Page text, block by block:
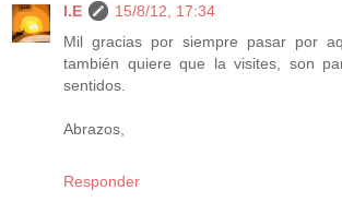
I.E
15/8/12, 17:34
Mil gracias por siempre pasar por
también quiere que la visites, son
sentidos.
Abrazos,
Responder